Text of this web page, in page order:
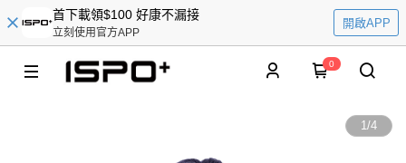
首下載領$100 好康不漏接
立刻使用官方APP
開啟APP
0
1/4